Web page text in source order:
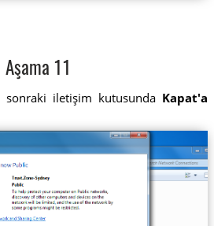
Aşama 11
sonraki iletişim kutusunda Kapat'a